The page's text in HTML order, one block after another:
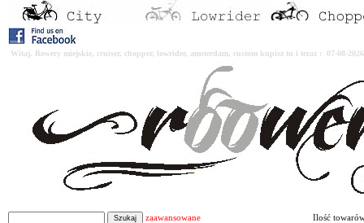
Witaj. Rowery miejskie, cruiser, chopper, lowrider, amsterdam, custom kupisz tu i teraz : 07-08-
zaawansowane Ilość